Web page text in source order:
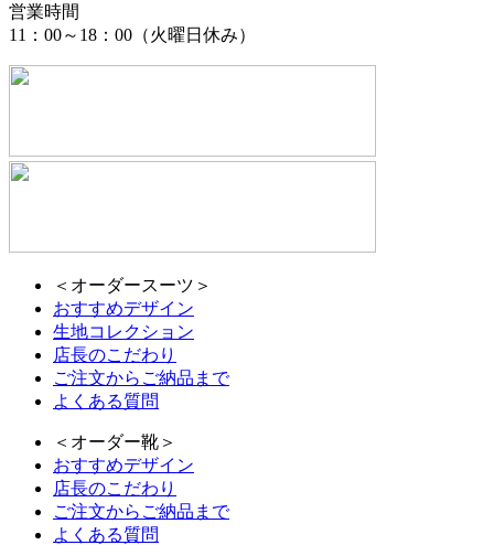
営業時間
11：00～18：00（火曜日休み）
＜オーダースーツ＞
おすすめデザイン
生地コレクション
店長のこだわり
ご注文からご納品まで
よくある質問
＜オーダー靴＞
おすすめデザイン
店長のこだわり
ご注文からご納品まで
よくある質問